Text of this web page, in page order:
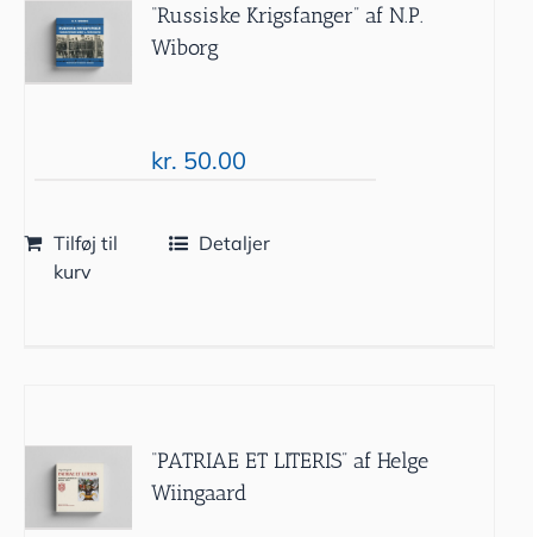
“Russiske Krigsfanger” af N.P.
Wiborg
kr. 50.00
Tilføj til
kurv
Detaljer
“PATRIAE ET LITERIS” af Helge
Wiingaard